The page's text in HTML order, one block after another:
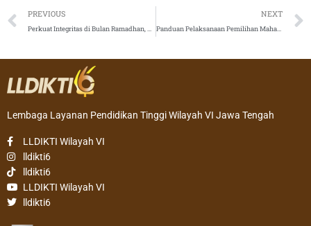
Prev
PREVIOUS
Perkuat Integritas di Bulan Ramadhan, LLDIKTI Wilayah VI Gelar Peningkatan Kapasitas Pegawai
NEXT
Panduan Pelaksanaan Pemilihan Mahasiswa Berprestasi (PILMAPRES) 2026
Lembaga Layanan Pendidikan Tinggi Wilayah VI Jawa Tengah
LLDIKTI Wilayah VI
lldikti6
lldikti6
LLDIKTI Wilayah VI
lldikti6